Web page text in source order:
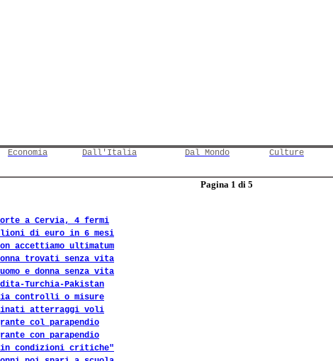
Economia Dall'Italia Dal Mondo Culture
Pagina 1 di 5
a Cervia, 4 fermi
di euro in 6 mesi
accettiamo ultimatum
trovati senza vita
e donna senza vita
Turchia-Pakistan
controlli o misure
atterraggi voli
col parapendio
con parapendio
in condizioni critiche"